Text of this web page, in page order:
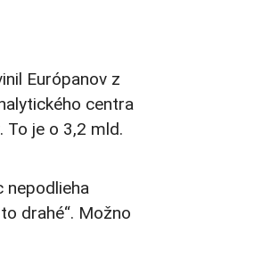
Európanov z
centra
To je o 3,2 mld.
nepodlieha
drahé“. Možno